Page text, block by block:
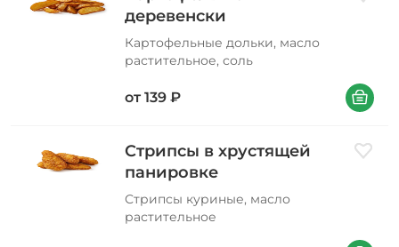
деревенски
Картофельные дольки, масло
растительное, соль
от 139 ₽ В корзину
Стрипсы в хрустящей
панировке
Стрипсы куриные, масло
растительное